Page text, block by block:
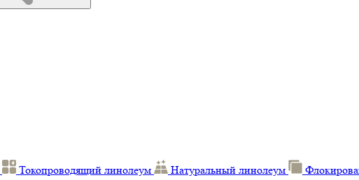
Токопроводящий линолеум Натуральный линолеум